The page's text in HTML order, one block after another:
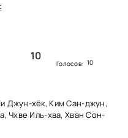
10
Голосов: 10
Джун-хёк, Ким Сан-джун,
Чхве Иль-хва, Хван Сон-